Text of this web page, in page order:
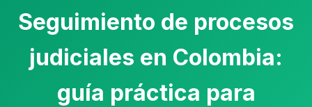
Seguimiento de procesos
judiciales en Colombia:
guía práctica para